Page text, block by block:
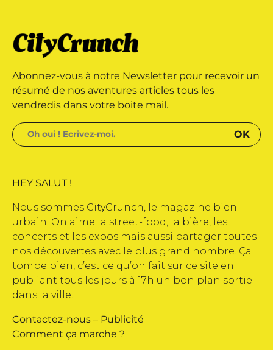
déposée • Tous droits
par Buena Onda Web •
Abonnez-vous à notre Newsletter pour recevoir un
résumé de nos aventures articles tous les
vendredis dans votre boite mail.
HEY SALUT !
Nous sommes CityCrunch, le magazine bien
urbain. On aime la street-food, la bière, les
concerts et les expos mais aussi partager toutes
nos découvertes avec le plus grand nombre. Ça
tombe bien, c’est ce qu’on fait sur ce site en
publiant tous les jours à 17h un bon plan sortie
dans la ville.
Contactez-nous – Publicité
Comment ça marche ?